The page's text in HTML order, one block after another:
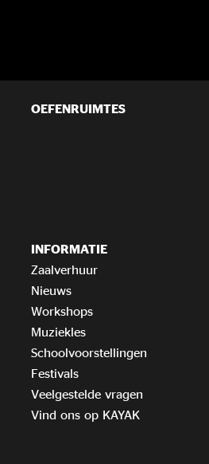
OEFENRUIMTES
INFORMATIE
Zaalverhuur
Nieuws
Workshops
Muziekles
Schoolvoorstellingen
Festivals
Veelgestelde vragen
Vind ons op KAYAK